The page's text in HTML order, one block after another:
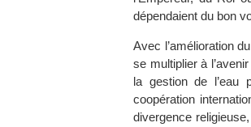
dépendaient du bon
Avec l’amélioration
se multiplier à
la gestion de l’eau
coopération
divergence